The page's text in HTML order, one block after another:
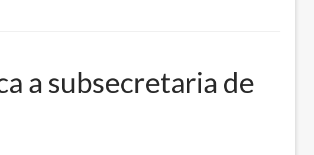
a subsecretaria de